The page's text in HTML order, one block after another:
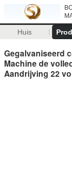
Huis
Gegalvaniseerd
Machine de
Aandrijving 22